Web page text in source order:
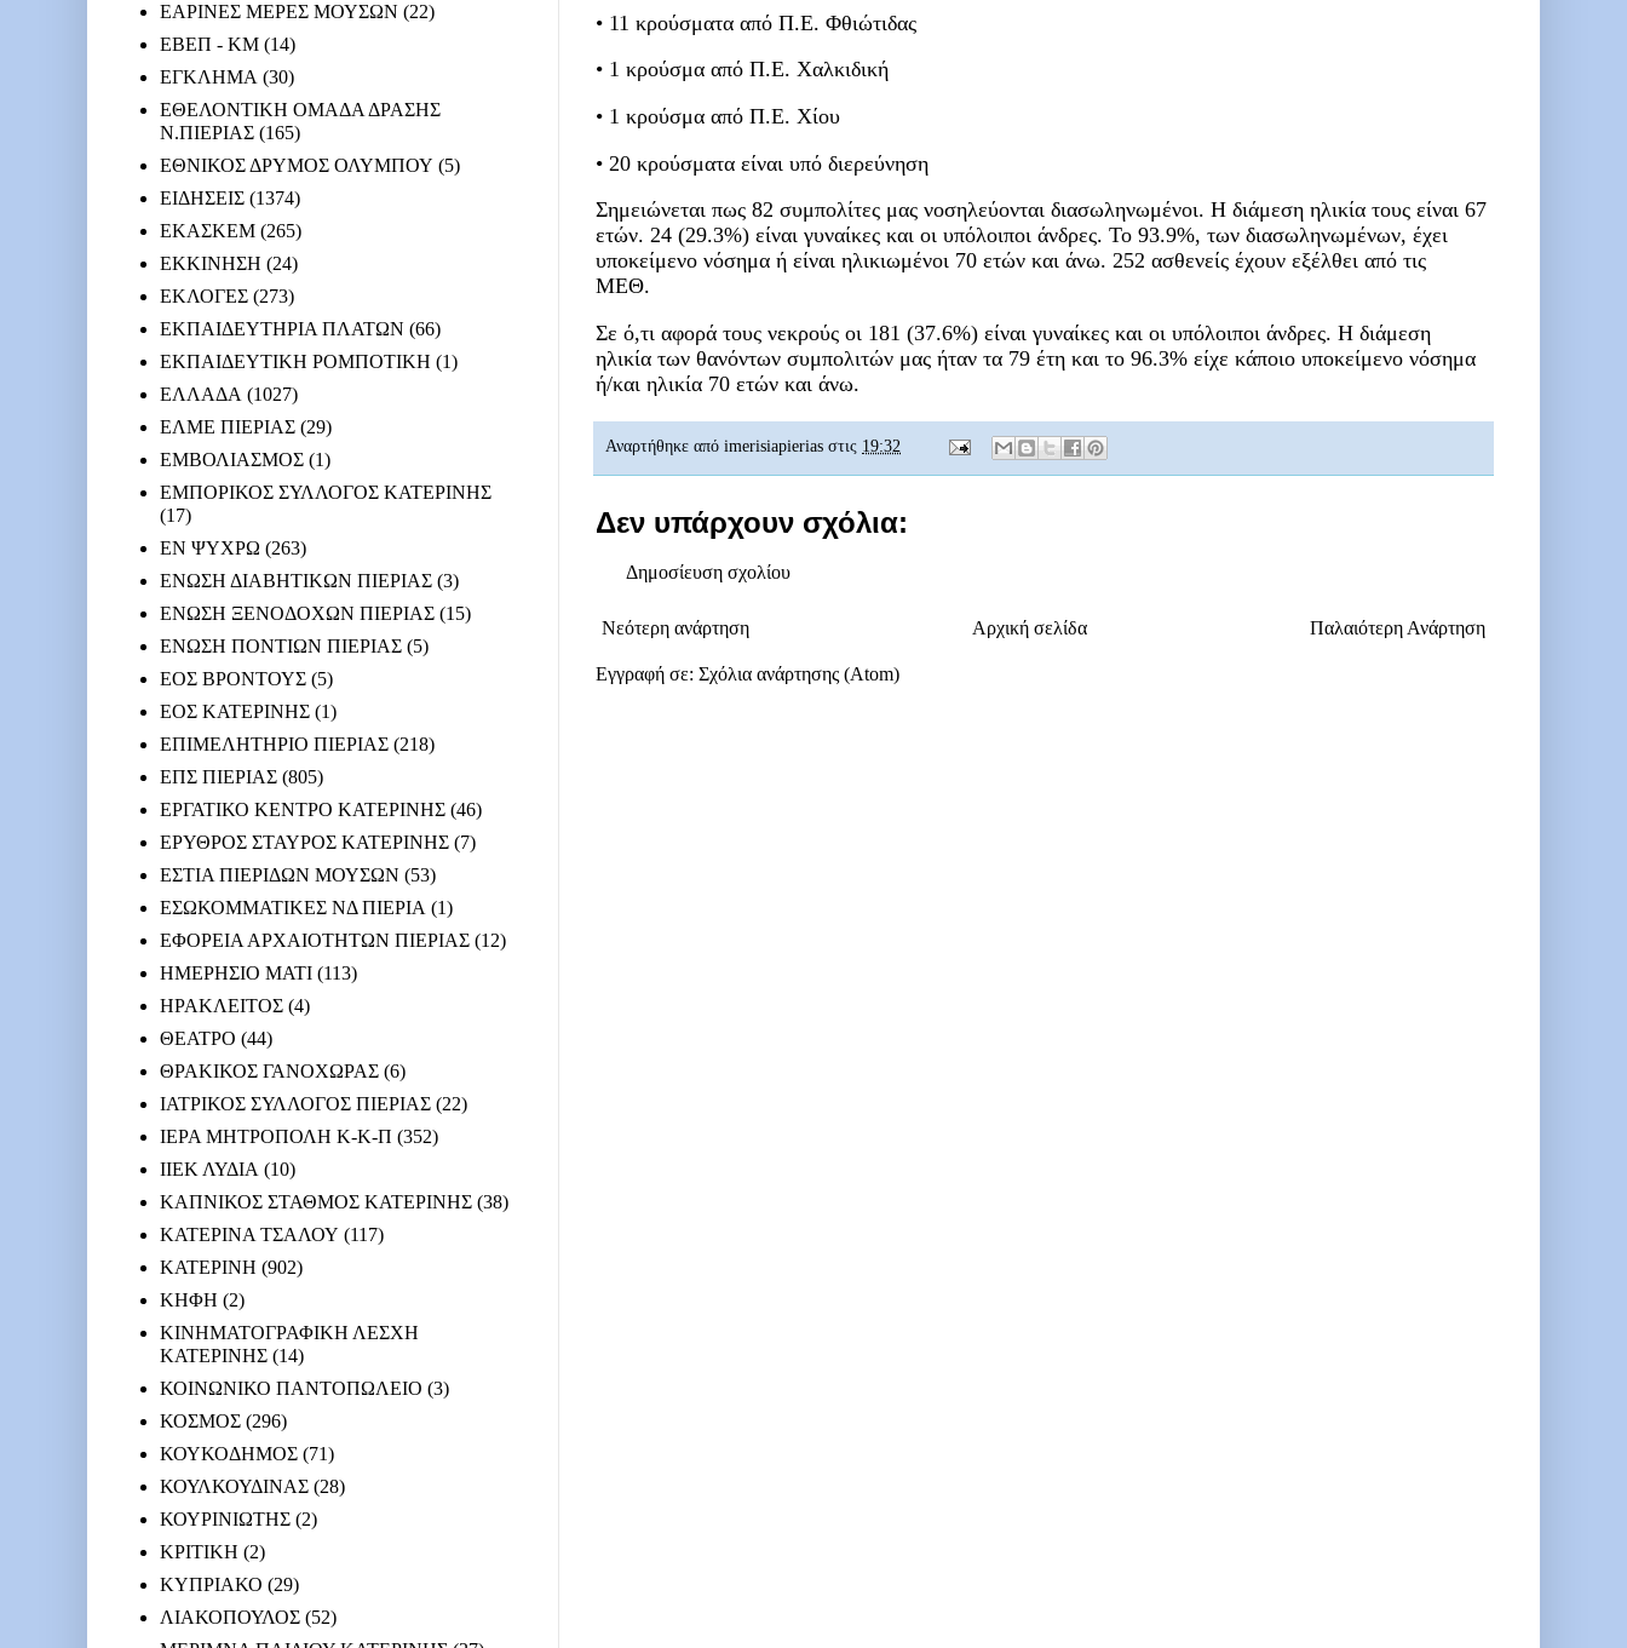
• 11 κρούσματα από Π.Ε. Φθιώτιδας
• 1 κρούσμα από Π.Ε. Χαλκιδική
• 1 κρούσμα από Π.Ε. Χίου
• 20 κρούσματα είναι υπό διερεύνηση
Σημειώνεται πως 82 συμπολίτες μας νοσηλεύονται διασωληνωμένοι. Η διάμεση ηλικία τους είναι 67
ετών. 24 (29.3%) είναι γυναίκες και οι υπόλοιποι άνδρες. To 93.9%, των διασωληνωμένων, έχει
υποκείμενο νόσημα ή είναι ηλικιωμένοι 70 ετών και άνω. 252 ασθενείς έχουν εξέλθει από τις
ΜΕΘ.
Σε ό,τι αφορά τους νεκρούς οι 181 (37.6%) είναι γυναίκες και οι υπόλοιποι άνδρες. Η διάμεση
ηλικία των θανόντων συμπολιτών μας ήταν τα 79 έτη και το 96.3% είχε κάποιο υποκείμενο νόσημα
ή/και ηλικία 70 ετών και άνω.
Αναρτήθηκε από imerisiapierias στις 19:32
Δεν υπάρχουν σχόλια:
Δημοσίευση σχολίου
Νεότερη ανάρτηση Παλαιότερη Ανάρτηση
Αρχική σελίδα
Εγγραφή σε: Σχόλια ανάρτησης (Atom)
ΕΑΡΙΝΕΣ ΜΕΡΕΣ ΜΟΥΣΩΝ (22)
ΕΒΕΠ - ΚΜ (14)
ΕΓΚΛΗΜΑ (30)
ΕΘΕΛΟΝΤΙΚΗ ΟΜΑΔΑ ΔΡΑΣΗΣ
Ν.ΠΙΕΡΙΑΣ (165)
ΕΘΝΙΚΟΣ ΔΡΥΜΟΣ ΟΛΥΜΠΟΥ (5)
ΕΙΔΗΣΕΙΣ (1374)
ΕΚΑΣΚΕΜ (265)
ΕΚΚΙΝΗΣΗ (24)
ΕΚΛΟΓΕΣ (273)
ΕΚΠΑΙΔΕΥΤΗΡΙΑ ΠΛΑΤΩΝ (66)
ΕΚΠΑΙΔΕΥΤΙΚΗ ΡΟΜΠΟΤΙΚΗ (1)
ΕΛΛΑΔΑ (1027)
ΕΛΜΕ ΠΙΕΡΙΑΣ (29)
ΕΜΒΟΛΙΑΣΜΟΣ (1)
ΕΜΠΟΡΙΚΟΣ ΣΥΛΛΟΓΟΣ ΚΑΤΕΡΙΝΗΣ
(17)
ΕΝ ΨΥΧΡΩ (263)
ΕΝΩΣΗ ΔΙΑΒΗΤΙΚΩΝ ΠΙΕΡΙΑΣ (3)
ΕΝΩΣΗ ΞΕΝΟΔΟΧΩΝ ΠΙΕΡΙΑΣ (15)
ΕΝΩΣΗ ΠΟΝΤΙΩΝ ΠΙΕΡΙΑΣ (5)
ΕΟΣ ΒΡΟΝΤΟΥΣ (5)
ΕΟΣ ΚΑΤΕΡΙΝΗΣ (1)
ΕΠΙΜΕΛΗΤΗΡΙΟ ΠΙΕΡΙΑΣ (218)
ΕΠΣ ΠΙΕΡΙΑΣ (805)
ΕΡΓΑΤΙΚΟ ΚΕΝΤΡΟ ΚΑΤΕΡΙΝΗΣ (46)
ΕΡΥΘΡΟΣ ΣΤΑΥΡΟΣ ΚΑΤΕΡΙΝΗΣ (7)
ΕΣΤΙΑ ΠΙΕΡΙΔΩΝ ΜΟΥΣΩΝ (53)
ΕΣΩΚΟΜΜΑΤΙΚΕΣ ΝΔ ΠΙΕΡΙΑ (1)
ΕΦΟΡΕΙΑ ΑΡΧΑΙΟΤΗΤΩΝ ΠΙΕΡΙΑΣ (12)
ΗΜΕΡΗΣΙΟ ΜΑΤΙ (113)
ΗΡΑΚΛΕΙΤΟΣ (4)
ΘΕΑΤΡΟ (44)
ΘΡΑΚΙΚΟΣ ΓΑΝΟΧΩΡΑΣ (6)
ΙΑΤΡΙΚΟΣ ΣΥΛΛΟΓΟΣ ΠΙΕΡΙΑΣ (22)
ΙΕΡΑ ΜΗΤΡΟΠΟΛΗ Κ-Κ-Π (352)
ΙΙΕΚ ΛΥΔΙΑ (10)
ΚΑΠΝΙΚΟΣ ΣΤΑΘΜΟΣ ΚΑΤΕΡΙΝΗΣ (38)
ΚΑΤΕΡΙΝΑ ΤΣΑΛΟΥ (117)
ΚΑΤΕΡΙΝΗ (902)
ΚΗΦΗ (2)
ΚΙΝΗΜΑΤΟΓΡΑΦΙΚΗ ΛΕΣΧΗ
ΚΑΤΕΡΙΝΗΣ (14)
ΚΟΙΝΩΝΙΚΟ ΠΑΝΤΟΠΩΛΕΙΟ (3)
ΚΟΣΜΟΣ (296)
ΚΟΥΚΟΔΗΜΟΣ (71)
ΚΟΥΛΚΟΥΔΙΝΑΣ (28)
ΚΟΥΡΙΝΙΩΤΗΣ (2)
ΚΡΙΤΙΚΗ (2)
ΚΥΠΡΙΑΚΟ (29)
ΛΙΑΚΟΠΟΥΛΟΣ (52)